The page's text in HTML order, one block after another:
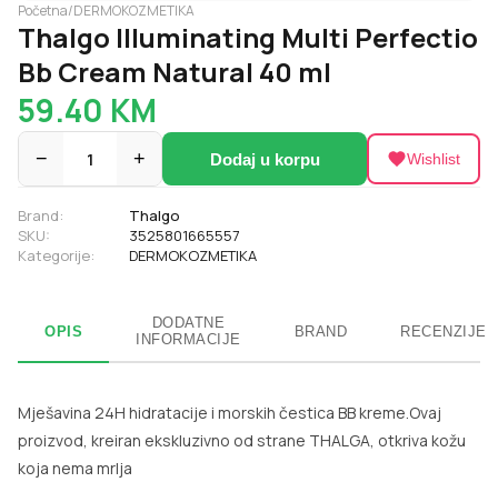
Početna/DERMOKOZMETIKA
Thalgo Illuminating Multi Perfectio
Bb Cream Natural 40 ml
59.40 KM
− 1 + Dodaj u korpu Wishlist
Brand:
Thalgo
SKU:
3525801665557
Kategorije:
DERMOKOZMETIKA
OPIS
DODATNE
INFORMACIJE
BRAND RECENZIJE
Mješavina 24H hidratacije i morskih čestica BB kreme.Ovaj
proizvod, kreiran ekskluzivno od strane THALGA, otkriva kožu
koja nema mrlja